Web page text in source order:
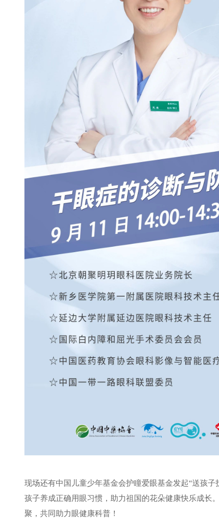
现场还有中国儿童少年基金会护瞳爱眼基金发起“送孩子
孩子养成正确用眼习惯，助力祖国的花朵健康快乐成长
聚，共同助力眼健康科普！